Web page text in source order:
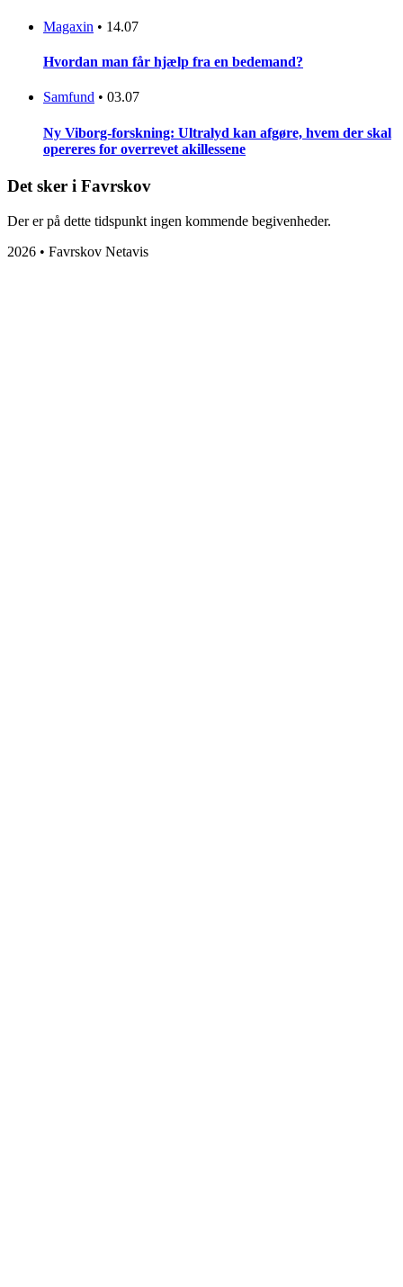
Magaxin • 14.07
Hvordan man får hjælp fra en bedemand?
Samfund • 03.07
Ny Viborg-forskning: Ultralyd kan afgøre, hvem der skal
opereres for overrevet akillessene
Det sker i Favrskov
Der er på dette tidspunkt ingen kommende begivenheder.
2026 • Favrskov Netavis